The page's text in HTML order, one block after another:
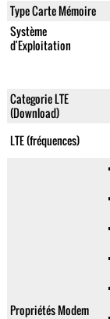
Type Carte Mémoire
Système
d'Exploitation
Categorie LTE
(Download)
LTE (fréquences)
Propriétés Modem